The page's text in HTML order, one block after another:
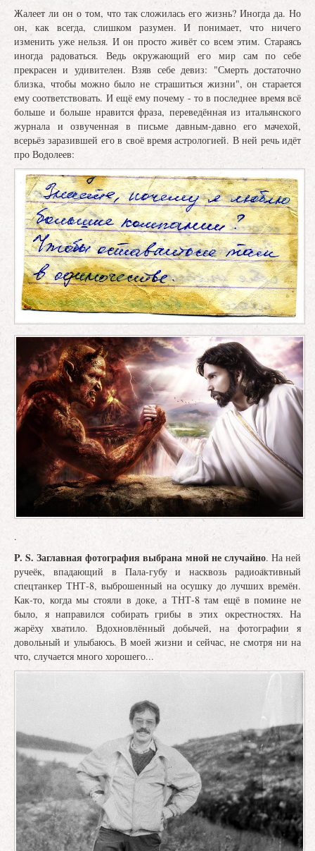
Жалеет ли он о том, что так сложилась его жизнь? Иногда да. Но
он, как всегда, слишком разумен. И понимает, что ничего
изменить уже нельзя. И он просто живёт со всем этим. Стараясь
иногда радоваться. Ведь окружающий его мир сам по себе
прекрасен и удивителен. Взяв себе девиз: "Смерть достаточно
близка, чтобы можно было не страшиться жизни", он старается
ему соответствовать. И ещё ему почему - то в последнее время всё
больше и больше нравится фраза, переведённая из итальянского
журнала и озвученная в письме давным-давно его мачехой,
всерьёз заразившей его в своё время астрологией. В ней речь идёт
про Водолеев:
.
P. S. Заглавная фотография выбрана мной не случайно. На ней
ручеёк, впадающий в Пала-губу и насквозь радиоактивный
спецтанкер ТНТ-8, выброшенный на осушку до лучших времён.
Как-то, когда мы стояли в доке, а ТНТ-8 там ещё в помине не
было, я направился собирать грибы в этих окрестностях. На
жарёху хватило. Вдохновлённый добычей, на фотографии я
довольный и улыбаюсь. В моей жизни и сейчас, не смотря ни на
что, случается много хорошего...